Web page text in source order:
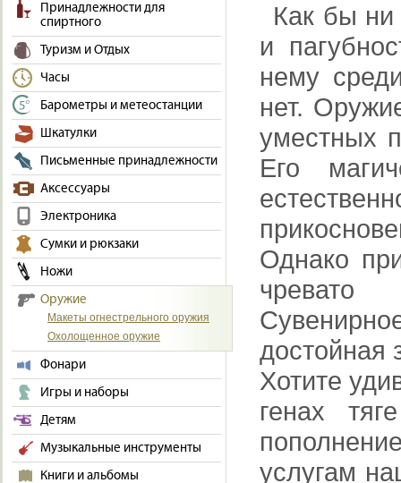
Принадлежности для
спиртного
Туризм и Отдых
Часы
Барометры и метеостанции
Шкатулки
Письменные принадлежности
Аксессуары
Электроника
Сумки и рюкзаки
Ножи
Оружие
Макеты огнестрельного оружия
Охолощенное оружие
Фонари
Игры и наборы
Детям
Музыкальные инструменты
Книги и альбомы
Как бы ни
и
нему
нет.
уместных
Его
Однако
чревато
достойная
Хотите
генах
услугам